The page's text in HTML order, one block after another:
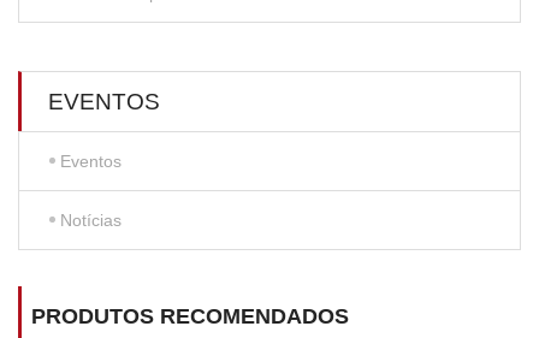
EVENTOS
Eventos
Notícias
PRODUTOS RECOMENDADOS